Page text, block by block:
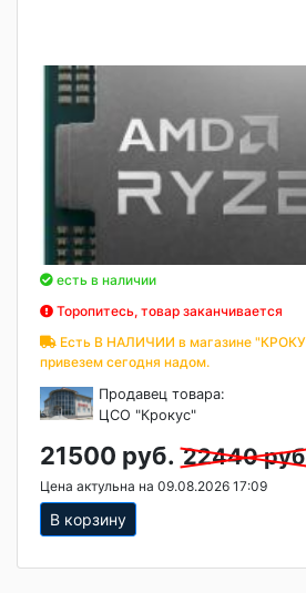
есть в наличии
Торопитесь, товар заканчивается
Есть В НАЛИЧИИ в магазине
привезем сегодня надом.
Продавец товара:
ЦСО "Крокус"
21500 руб. 22440
Цена актульна на 09.08.2026 17:09
В корзину